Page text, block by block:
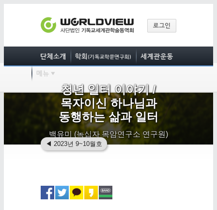
◀ 2023년 9~10월호
청년 일터 이야기 /
목자이신 하나님과
동행하는 삶과 일터
백유미 (녹십자 목암연구소 연구원)